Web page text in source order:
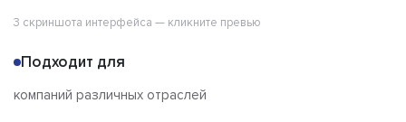
3 скриншота интерфейса — кликните превью
Подходит для
компаний различных отраслей